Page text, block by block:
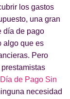
los gastos
una gran
día de pago
algo que es
Pero
de Pago Sin
necesidad